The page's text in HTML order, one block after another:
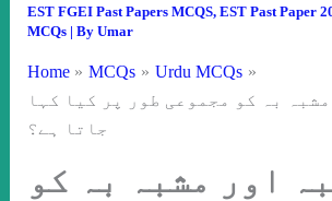
EST FGEI Past Papers MCQS, EST Past Paper
MCQs| By Umar
Home MCQs
Urdu MCQs
بہ کو مجموعی طور پر کیا کہا
جاتا ہے؟
اور مشبہ بہ کو